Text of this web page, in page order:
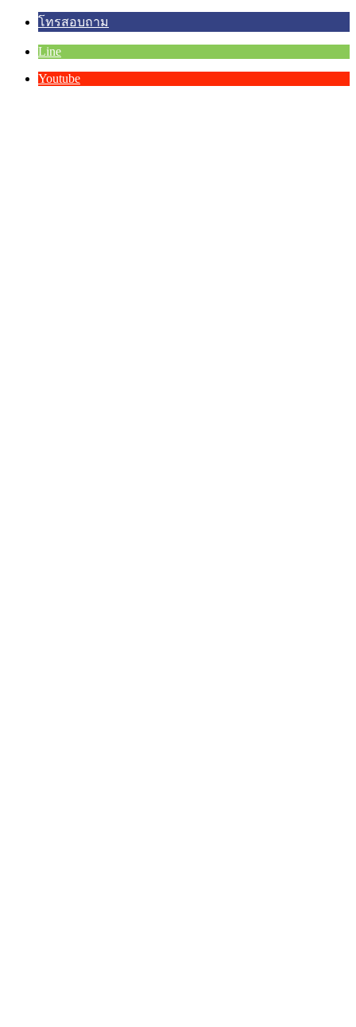
โทรสอบถาม
Line
Youtube